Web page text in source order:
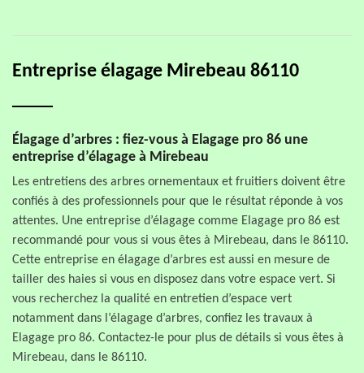
Entreprise élagage Mirebeau 86110
Élagage d’arbres : fiez-vous à Elagage pro 86 une
entreprise d’élagage à Mirebeau
Les entretiens des arbres ornementaux et fruitiers doivent être
confiés à des professionnels pour que le résultat réponde à vos
attentes. Une entreprise d’élagage comme Elagage pro 86 est
recommandé pour vous si vous êtes à Mirebeau, dans le 86110.
Cette entreprise en élagage d’arbres est aussi en mesure de
tailler des haies si vous en disposez dans votre espace vert. Si
vous recherchez la qualité en entretien d’espace vert
notamment dans l’élagage d’arbres, confiez les travaux à
Elagage pro 86. Contactez-le pour plus de détails si vous êtes à
Mirebeau, dans le 86110.